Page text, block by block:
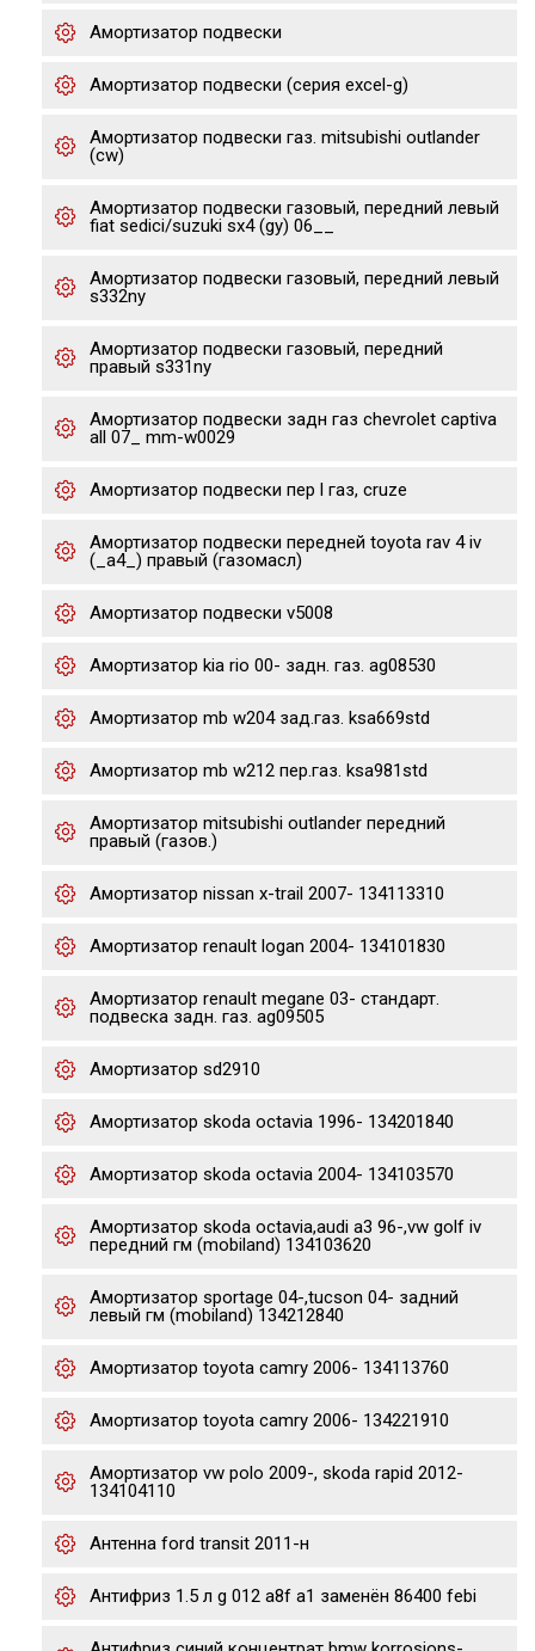
Амортизатор подвески
Амортизатор подвески (серия excel-g)
Амортизатор подвески газ. mitsubishi outlander
(cw)
Амортизатор подвески газовый, передний левый
fiat sedici/suzuki sx4 (gy) 06__
Амортизатор подвески газовый, передний левый
s332ny
Амортизатор подвески газовый, передний
правый s331ny
Амортизатор подвески задн газ chevrolet captiva
all 07_ mm-w0029
Амортизатор подвески пер l газ, cruze
Амортизатор подвески передней toyota rav 4 iv
(_a4_) правый (газомасл)
Амортизатор подвески v5008
Амортизатор kia rio 00- задн. газ. ag08530
Амортизатор mb w204 зад.газ. ksa669std
Амортизатор mb w212 пер.газ. ksa981std
Амортизатор mitsubishi outlander передний
правый (газов.)
Амортизатор nissan x-trail 2007- 134113310
Амортизатор renault logan 2004- 134101830
Амортизатор renault megane 03- стандарт.
подвеска задн. газ. ag09505
Амортизатор sd2910
Амортизатор skoda octavia 1996- 134201840
Амортизатор skoda octavia 2004- 134103570
Амортизатор skoda octavia,audi a3 96-,vw golf iv
передний гм (mobiland) 134103620
Амортизатор sportage 04-,tucson 04- задний
левый гм (mobiland) 134212840
Амортизатор toyota camry 2006- 134113760
Амортизатор toyota camry 2006- 134221910
Амортизатор vw polo 2009-, skoda rapid 2012-
134104110
Антенна ford transit 2011-н
Антифриз 1.5 л g 012 a8f a1 заменён 86400 febi